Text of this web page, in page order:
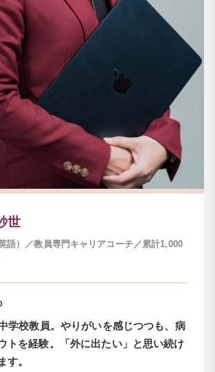
世
語）／教員専門キャリアコーチ／累計1,000
学校教員。やりがいを感じつつも、病
トを経験。「外に出たい」と思い続け
す。